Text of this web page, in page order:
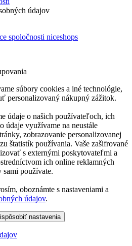
údajov
spoločnosti niceshops
súbory cookies a iné technológie,
personalizovaný nákupný zážitok.
údaje o našich používateľoch, ich
údaje využívame na neustále
zobrazovanie personalizovanej
štatistík používania. Vaše zašifrované
s externými poskytovateľmi a
ich online reklamných
sami používate.
oboznámte s nastaveniami a
údajov.
nastavenia